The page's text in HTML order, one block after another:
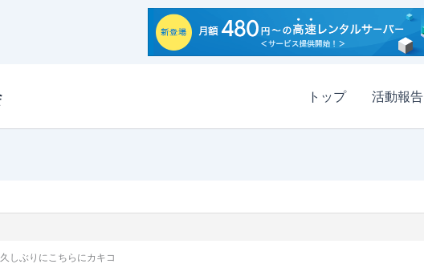
トップ 活動報告
しぶりにこちらにカキコ